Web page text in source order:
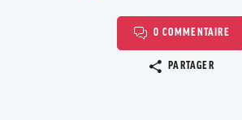
0 COMMENTAIRE
PARTAGER